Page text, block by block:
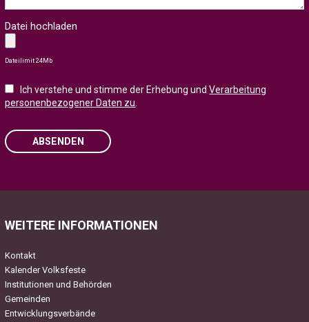
Datei hochladen
Dateilimit 24Mb
Ich verstehe und stimme der Erhebung undVerarbeitung
personenbezogener Daten zu
ABSENDEN
WEITERE INFORMATIONEN
Kontakt
Kalender Volksfeste
Institutionen und Behörden
Gemeinden
Entwicklungsverbände